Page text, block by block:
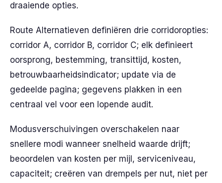
draaiende opties.
Route Alternatieven definiëren drie corridoropties:
corridor A, corridor B, corridor C; elk definieert
oorsprong, bestemming, transittijd, kosten,
betrouwbaarheidsindicator; update via de
gedeelde pagina; gegevens plakken in een
centraal vel voor een lopende audit.
Modusverschuivingen overschakelen naar
snellere modi wanneer snelheid waarde drijft;
beoordelen van kosten per mijl, serviceniveau,
capaciteit; creëren van drempels per nut, niet per